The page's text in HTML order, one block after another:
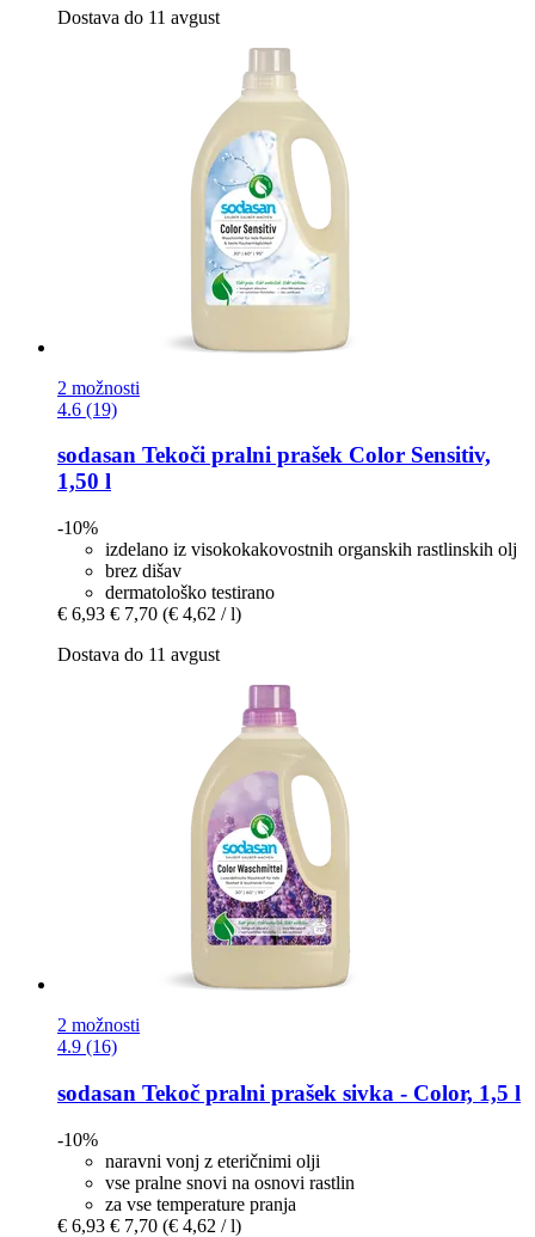
Dostava do 11 avgust
2 možnosti
4.6 (19)
sodasan Tekoči pralni prašek Color Sensitiv,
1,50 l
-10%
izdelano iz visokokakovostnih organskih rastlinskih olj
brez dišav
dermatološko testirano
€ 6,93 € 7,70 (€ 4,62 / l)
Dostava do 11 avgust
2 možnosti
4.9 (16)
sodasan Tekoč pralni prašek sivka -​ Color, 1,5 l
-10%
naravni vonj z eteričnimi olji
vse pralne snovi na osnovi rastlin
za vse temperature pranja
€ 6,93 € 7,70 (€ 4,62 / l)